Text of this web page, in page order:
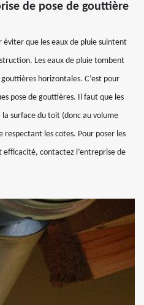
de pose de gouttière
éviter que les eaux de pluie suintent
Les eaux de pluie tombent
horizontales. C’est pour
pose de gouttières. Il faut que les
surface du toit (donc au volume
respectant les cotes. Pour poser les
contactez l’entreprise de